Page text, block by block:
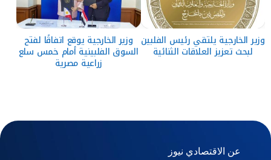
وزير الخارجية يلتقي رئيس الفلبين
لبحث تعزيز العلاقات الثنائية
وزير الخارجية يوقع اتفاقًا لفتح
السوق الفلبينية أمام خمس سلع
زراعية مصرية
عن الاقتصادي نيوز